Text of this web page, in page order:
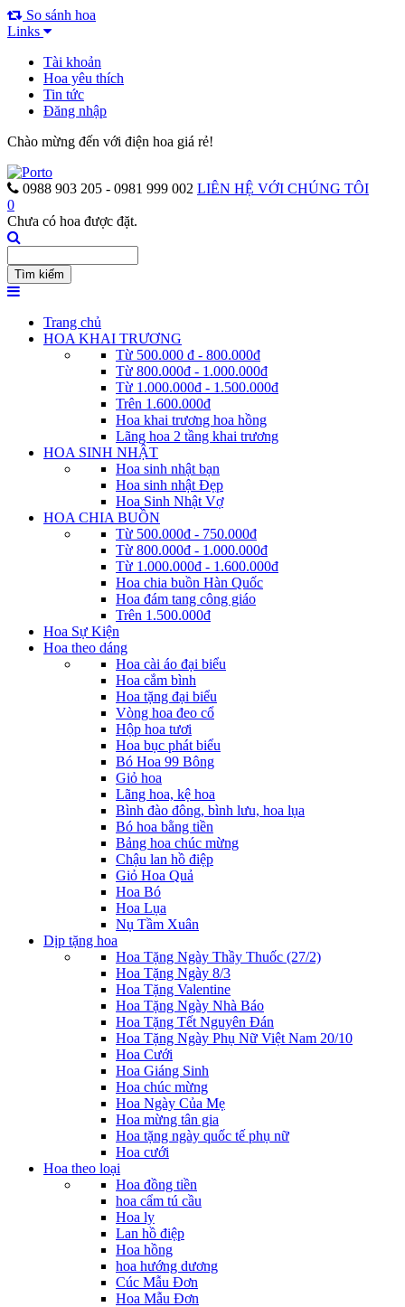
So sánh hoa
Links
Tài khoản
Hoa yêu thích
Tin tức
Đăng nhập
Chào mừng đến với điện hoa giá rẻ!
0988 903 205 - 0981 999 002 LIÊN HỆ VỚI CHÚNG TÔI
0
Chưa có hoa được đặt.
Trang chủ
HOA KHAI TRƯƠNG
Từ 500.000 đ - 800.000đ
Từ 800.000đ - 1.000.000đ
Từ 1.000.000đ - 1.500.000đ
Trên 1.600.000đ
Hoa khai trương hoa hồng
Lãng hoa 2 tầng khai trương
HOA SINH NHẬT
Hoa sinh nhật bạn
Hoa sinh nhật Đẹp
Hoa Sinh Nhật Vợ
HOA CHIA BUỒN
Từ 500.000đ - 750.000đ
Từ 800.000đ - 1.000.000đ
Từ 1.000.000đ - 1.600.000đ
Hoa chia buồn Hàn Quốc
Hoa đám tang công giáo
Trên 1.500.000đ
Hoa Sự Kiện
Hoa theo dáng
Hoa cài áo đại biểu
Hoa cắm bình
Hoa tặng đại biểu
Vòng hoa đeo cổ
Hộp hoa tươi
Hoa bục phát biểu
Bó Hoa 99 Bông
Giỏ hoa
Lãng hoa, kệ hoa
Bình đào đông, bình lưu, hoa lụa
Bó hoa bằng tiền
Bảng hoa chúc mừng
Chậu lan hồ điệp
Giỏ Hoa Quả
Hoa Bó
Hoa Lụa
Nụ Tầm Xuân
Dịp tặng hoa
Hoa Tặng Ngày Thầy Thuốc (27/2)
Hoa Tặng Ngày 8/3
Hoa Tặng Valentine
Hoa Tặng Ngày Nhà Báo
Hoa Tặng Tết Nguyên Đán
Hoa Tặng Ngày Phụ Nữ Việt Nam 20/10
Hoa Cưới
Hoa Giáng Sinh
Hoa chúc mừng
Hoa Ngày Của Mẹ
Hoa mừng tân gia
Hoa tặng ngày quốc tế phụ nữ
Hoa cưới
Hoa theo loại
Hoa đồng tiền
hoa cẩm tú cầu
Hoa ly
Lan hồ điệp
Hoa hồng
hoa hướng dương
Cúc Mẫu Đơn
Hoa Mẫu Đơn